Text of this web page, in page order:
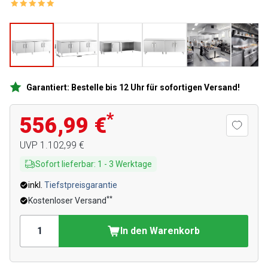
Garantiert: Bestelle bis 12 Uhr für sofortigen Versand!
556,99 €*
UVP 1.102,99 €
Sofort lieferbar: 1 - 3 Werktage
inkl. Tiefstpreisgarantie
Kostenloser Versand**
In den Warenkorb